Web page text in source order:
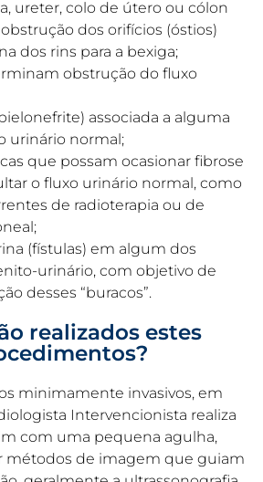
ureter, colo de útero ou cólon
dos orifícios (óstios)
dos rins para a bexiga;
obstrução do fluxo
associada a alguma
urinário normal;
que possam ocasionar fibrose
o fluxo urinário normal, como
de radioterapia ou de
(fístulas) em algum dos
urinário, com objetivo de
desses “buracos”.
realizados estes
minimamente invasivos, em
Intervencionista realiza
com uma pequena agulha,
métodos de imagem que guiam